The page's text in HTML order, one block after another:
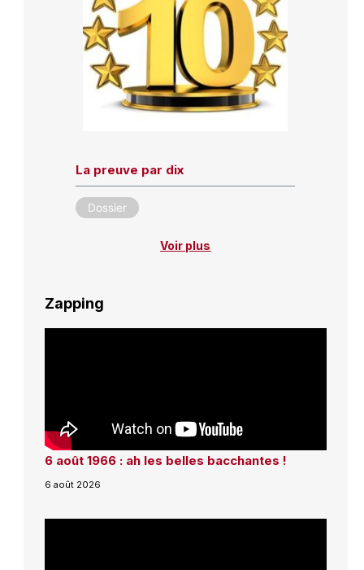
La preuve par dix
Dossier
Voir plus
Zapping
6 août 1966 : ah les belles bacchantes !
6 août 2026